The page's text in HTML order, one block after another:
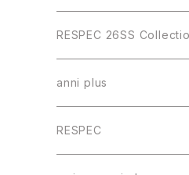
RESPEC 26SS
anni plus
トップス
RESPEC